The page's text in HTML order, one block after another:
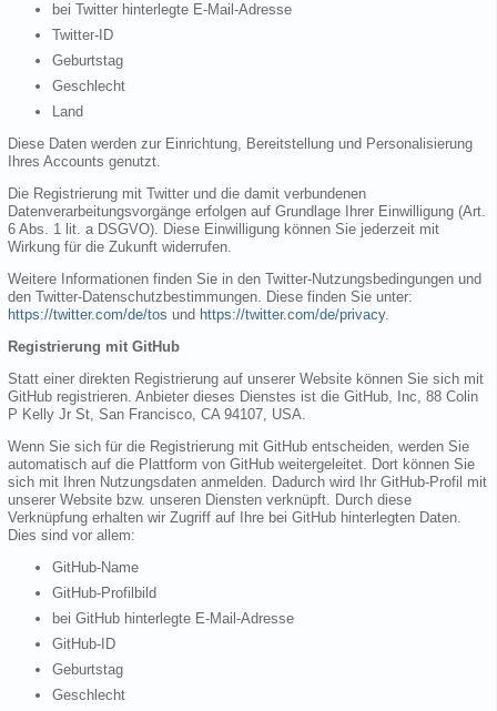
bei Twitter hinterlegte E-Mail-Adresse
Twitter-ID
Geburtstag
Geschlecht
Land
Diese Daten werden zur Einrichtung, Bereitstellung und Personalisierung
Ihres Accounts genutzt.
Die Registrierung mit Twitter und die damit verbundenen
Datenverarbeitungsvorgänge erfolgen auf Grundlage Ihrer Einwilligung (Art.
6 Abs. 1 lit. a DSGVO). Diese Einwilligung können Sie jederzeit mit
Wirkung für die Zukunft widerrufen.
Weitere Informationen finden Sie in den Twitter-Nutzungsbedingungen und
den Twitter-Datenschutzbestimmungen. Diese finden Sie unter:
https://twitter.com/de/tos und https://twitter.com/de/privacy.
Registrierung mit GitHub
Statt einer direkten Registrierung auf unserer Website können Sie sich mit
GitHub registrieren. Anbieter dieses Dienstes ist die GitHub, Inc, 88 Colin
P Kelly Jr St, San Francisco, CA 94107, USA.
Wenn Sie sich für die Registrierung mit GitHub entscheiden, werden Sie
automatisch auf die Plattform von GitHub weitergeleitet. Dort können Sie
sich mit Ihren Nutzungsdaten anmelden. Dadurch wird Ihr GitHub-Profil mit
unserer Website bzw. unseren Diensten verknüpft. Durch diese
Verknüpfung erhalten wir Zugriff auf Ihre bei GitHub hinterlegten Daten.
Dies sind vor allem:
GitHub-Name
GitHub-Profilbild
bei GitHub hinterlegte E-Mail-Adresse
GitHub-ID
Geburtstag
Geschlecht